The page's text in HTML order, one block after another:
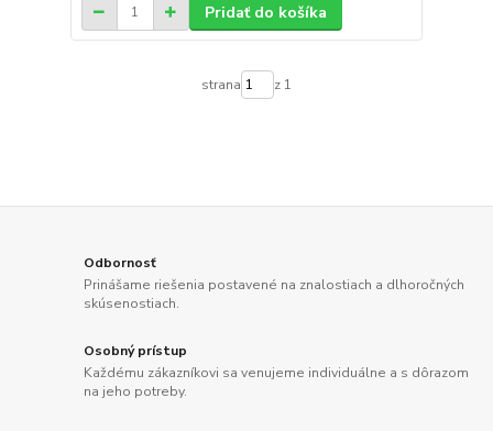
Pridať do košíka
strana z 1
Odbornosť
Prinášame riešenia postavené na znalostiach a dlhoročných
skúsenostiach.
Osobný prístup
Každému zákazníkovi sa venujeme individuálne a s dôrazom
na jeho potreby.